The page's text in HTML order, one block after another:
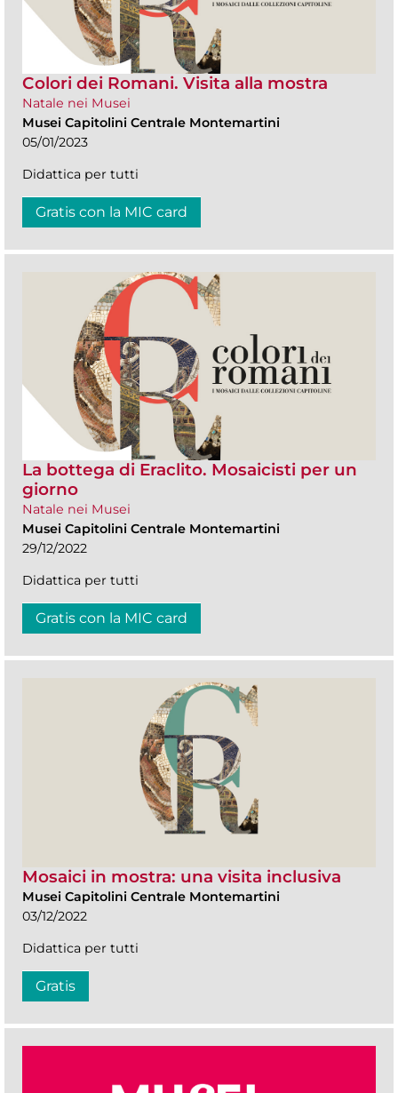
Colori dei Romani. Visita alla mostra
Natale nei Musei
Musei Capitolini Centrale Montemartini
05/01/2023
Didattica per tutti
Gratis con la MIC card
La bottega di Eraclito. Mosaicisti per un
giorno
Natale nei Musei
Musei Capitolini Centrale Montemartini
29/12/2022
Didattica per tutti
Gratis con la MIC card
Mosaici in mostra: una visita inclusiva
Musei Capitolini Centrale Montemartini
03/12/2022
Didattica per tutti
Gratis